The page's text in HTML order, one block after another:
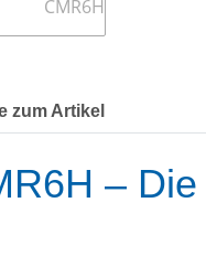
zum Artikel
–